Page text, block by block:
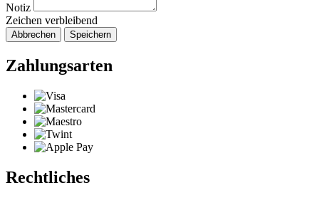
Notiz
Zeichen verbleibend
Abbrechen Speichern
Zahlungsarten
Rechtliches